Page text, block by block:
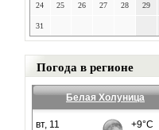
24 25 26 27 28 29
31
Погода в регионе
Белая Холуница